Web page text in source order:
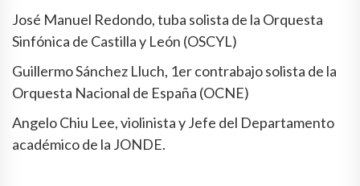
José Manuel Redondo, tuba solista de la Orquesta
Sinfónica de Castilla y León (OSCYL)
Guillermo Sánchez Lluch, 1er contrabajo solista de la
Orquesta Nacional de España (OCNE)
Angelo Chiu Lee, violinista y Jefe del Departamento
académico de la JONDE.